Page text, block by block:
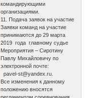
командирующими
организациями.
11. Подача заявок на участие
Заявки команд на участие
принимаются до 29 марта
2019 года главному судье
Мероприятия – Сиротину
Павлу Михайловичу по
электронной почте:
pavel-st@yandex.ru.
Все изменения к данному
положению вносятся
регламентом соревнования.